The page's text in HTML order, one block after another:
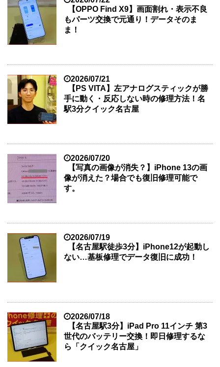
【OPPO Find X9】画面割れ・表示不良
もパーツ交換で元通り！データそのま
ま！
2026/07/21
【PS VITA】左アナログスティックが勝
手に動く・反応しない時の修理方法！名
駅3分クイック名古屋
2026/07/20
【写真の画像が消失？】iPhone 13の画
像が消えた？場合でも復旧修理可能で
す。
2026/07/19
【名古屋駅徒歩3分】iPhone12が起動し
ない…基板修理でデータ復旧に成功！
2026/07/18
【名古屋駅3分】iPad Pro 11インチ 第3
世代のバッテリー交換！即日修理するな
ら「クイック名古屋」